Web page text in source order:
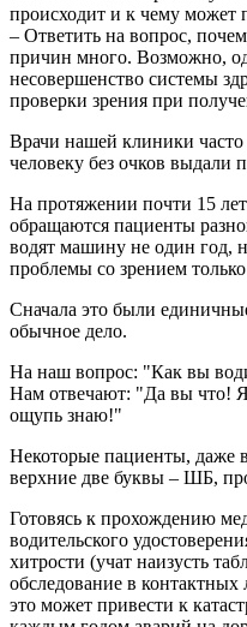
происходит и к чему может
– Ответить на вопрос,
причин много. Возможно,
несовершенство системы
проверки зрения при
Врачи нашей клиники
человеку без очков выдали
На протяжении почти 15
обращаются пациенты
водят машину не один год,
проблемы со зрением
Сначала это были
обычное дело.
На наш вопрос: "Как вы
Нам отвечают: "Да вы что! Я
ощупь знаю!"
Некоторые пациенты, даже
верхние две буквы – ШБ,
Готовясь к прохождению
водительского
хитрости (учат наизусть
обследование в
это может привести к